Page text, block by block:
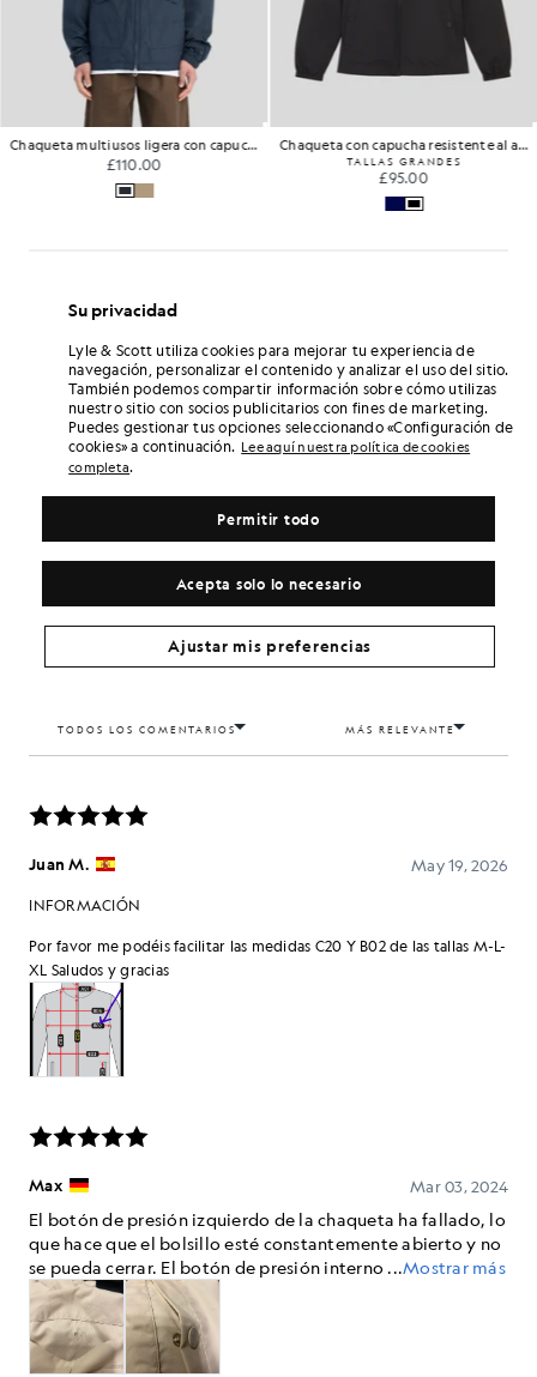
Chaqueta multiusos ligera con capucha
£110.00
Chaqueta con capucha resistente al agua
TALLAS GRANDES
£95.00
Su privacidad
Lyle & Scott utiliza cookies para mejorar tu experiencia de
navegación, personalizar el contenido y analizar el uso del sitio.
También podemos compartir información sobre cómo utilizas
nuestro sitio con socios publicitarios con fines de marketing.
Puedes gestionar tus opciones seleccionando «Configuración de
cookies» a continuación. Lee aquí nuestra política de cookies
completa.
Acepta solo lo necesario
Permitir todo
Ajustar mis preferencias